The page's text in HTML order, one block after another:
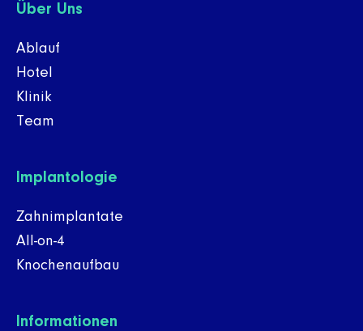
Über Uns
Ablauf
Hotel
Klinik
Team
Implantologie
Zahnimplantate
All-on-4
Knochenaufbau
Informationen